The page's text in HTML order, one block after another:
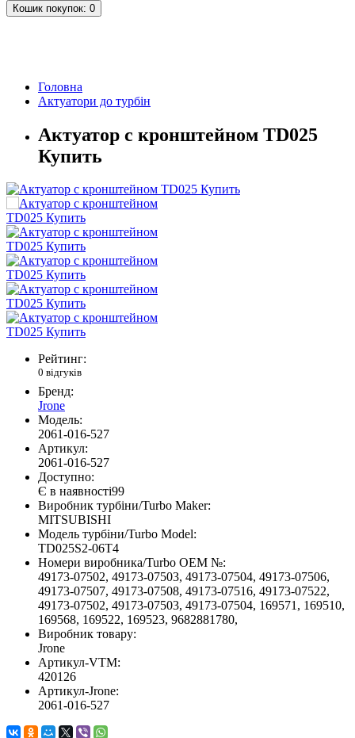
Кошик покупок: 0
Головна
Актуатори до турбін
Актуатор с кронштейном TD025
Купить
Рейтинг:
0 відгуків
Бренд:
Jrone
Модель:
2061-016-527
Артикул:
2061-016-527
Доступно:
Є в наявності99
Виробник турбіни/Turbo Maker:
MITSUBISHI
Модель турбіни/Turbo Model:
TD025S2-06T4
Номери виробника/Turbo OEM №:
49173-07502, 49173-07503, 49173-07504, 49173-07506,
49173-07507, 49173-07508, 49173-07516, 49173-07522,
49173-07502, 49173-07503, 49173-07504, 169571, 169510,
169568, 169522, 169523, 9682881780,
Виробник товару:
Jrone
Артикул-VTM:
420126
Артикул-Jrone:
2061-016-527